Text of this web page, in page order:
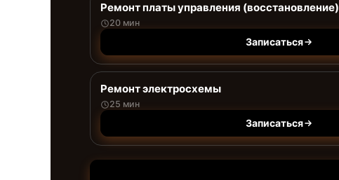
Ремонт платы управления (восстановление)
20 мин
Записаться
Ремонт электросхемы
25 мин
Записаться